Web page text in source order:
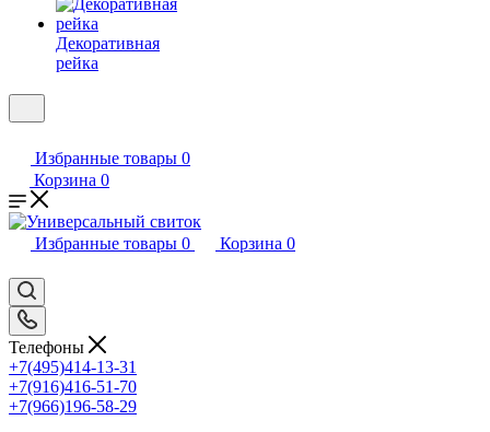
Декоративная
рейка
Избранные товары 0
Корзина 0
Избранные товары 0 Корзина 0
Телефоны
+7(495)414-13-31
+7(916)416-51-70
+7(966)196-58-29